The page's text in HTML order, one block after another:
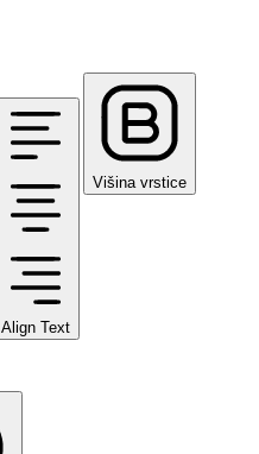
Align Text
Višina vrstice